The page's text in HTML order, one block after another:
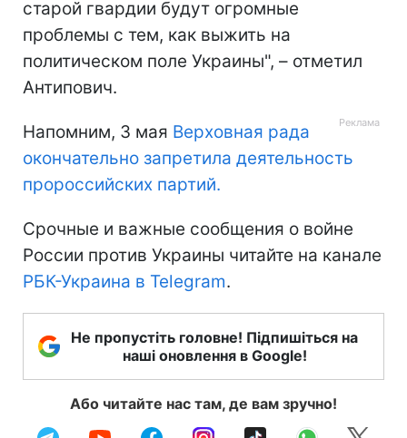
старой гвардии будут огромные
проблемы с тем, как выжить на
политическом поле Украины", – отметил
Антипович.
Напомним, 3 мая Верховная рада
окончательно запретила деятельность
пророссийских партий.
Срочные и важные сообщения о войне
России против Украины читайте на канале
РБК-Украина в Telegram.
Не пропустіть головне! Підпишіться на
наші оновлення в Google!
Або читайте нас там, де вам зручно!